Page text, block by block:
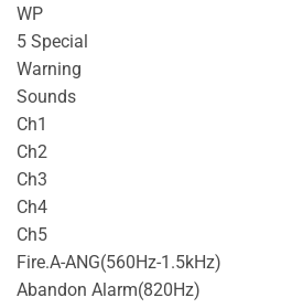
WP
5 Special
Warning
Sounds
Ch1
Ch2
Ch3
Ch4
Ch5
Fire.A-ANG(560Hz-1.5kHz)
Abandon Alarm(820Hz)